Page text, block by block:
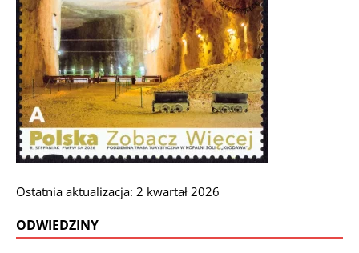
Ostatnia aktualizacja: 2 kwartał 2026
ODWIEDZINY